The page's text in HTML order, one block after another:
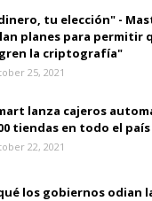
tu elección" -
planes para permitir
la criptografía"
25, 2021
lanza cajeros
tiendas en todo el país
22, 2021
los gobiernos odian